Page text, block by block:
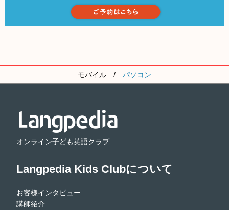
モバイル / パソコン
オンライン子ども英語クラブ
Langpedia Kids Clubについて
お客様インタビュー
講師紹介